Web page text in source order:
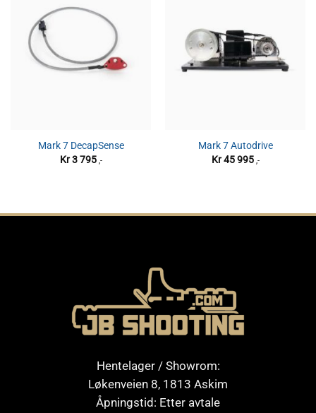
Mark 7 DecapSense
Kr3 795 ,-
Mark 7 Autodrive
Kr45 995 ,-
Hentelager / Showrom:
Løkenveien 8, 1813 Askim
Åpningstid: Etter avtale